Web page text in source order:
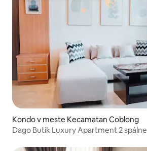
Kondo v meste Kecamatan Coblong
Dago Butik Luxury Apartment 2 spálne